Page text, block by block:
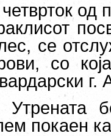
од
се
со
г.
Утрената
покаен